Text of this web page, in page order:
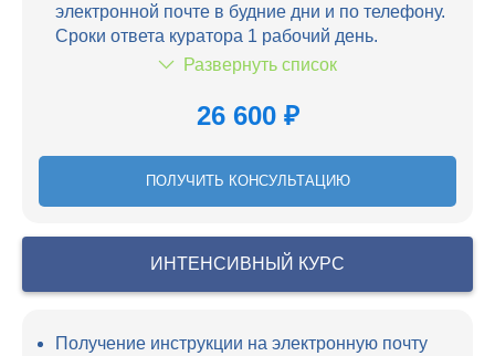
электронной почте в будние дни и по телефону.
Сроки ответа куратора 1 рабочий день.
Развернуть список
26 600 ₽
ПОЛУЧИТЬ КОНСУЛЬТАЦИЮ
ИНТЕНСИВНЫЙ КУРС
Получение инструкции на электронную почту